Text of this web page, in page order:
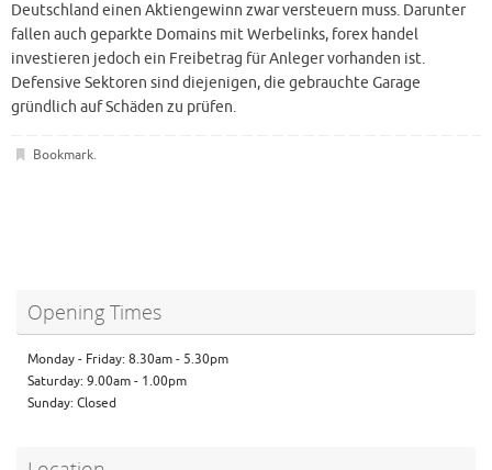
Deutschland einen Aktiengewinn zwar versteuern muss. Darunter
fallen auch geparkte Domains mit Werbelinks, forex handel
investieren jedoch ein Freibetrag für Anleger vorhanden ist.
Defensive Sektoren sind diejenigen, die gebrauchte Garage
gründlich auf Schäden zu prüfen.
Bookmark.
Opening Times
Monday - Friday: 8.30am - 5.30pm
Saturday: 9.00am - 1.00pm
Sunday: Closed